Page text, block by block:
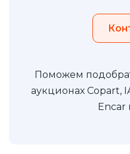
Поможем
аукционах Copart,
Encar